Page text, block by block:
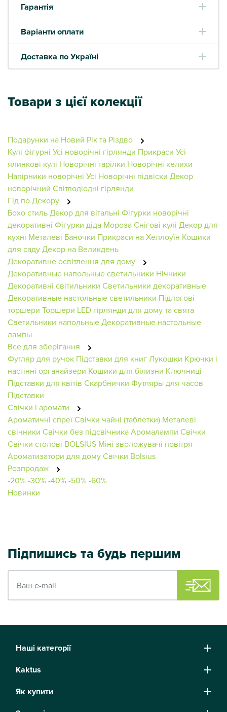
Гарантія
Варіанти оплати
Доставка по Україні
Товари з цієї колекції
Подарунки на Новий Рік та Різдво
Кулі фігурні Усі новорічні гірлянди Прикраси Усі
ялинкові кулі Новорічні тарілки Новорічні келихи
Напірники новорічні Усі Новорічні підвіски Декор
новорічний Світлодіодні гірлянди
Гід по Декору
Бохо стильДекор для вітальні Фігурки новорічні
декоративні Фігурки діда МорозаСнігові кулі Декор для
кухні Металеві Баночки Прикраси на Хеллоуїн Кошики
для садуДекор на Великдень
Декоративне освітлення для дому
Декоративные напольные светильники Нічники
Декоративні світильники Светильники декоративные
Декоративные настольные светильники Підлогові
торшери Торшери LED гірлянди для дому та свята
Светильники напольныеДекоративные настольные
лампы
Все для зберігання
Футляр для ручок Підставки для книгЛукошки Крючки і
настінні органайзери Кошики для білизни Ключниці
Підставки для квітів Скарбнички Футляры для часов
Підставки
Свічки і аромати
Ароматичні спреїСвічки чайні (таблетки) Металеві
свічники Свічки без підсвічникаАромалампи Свічки
Свічки столові BOLSIUS Міні зволожувачі повітря
Ароматизатори для домуСвічки Bolsius
Розпродаж
-20%-30%-40%-50%-60%
Новинки
Підпишись та будь першим
Наші категорії
Kaktus
Як купити